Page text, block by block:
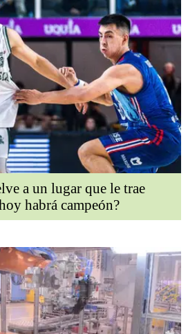
a un lugar que le trae
habrá campeón?